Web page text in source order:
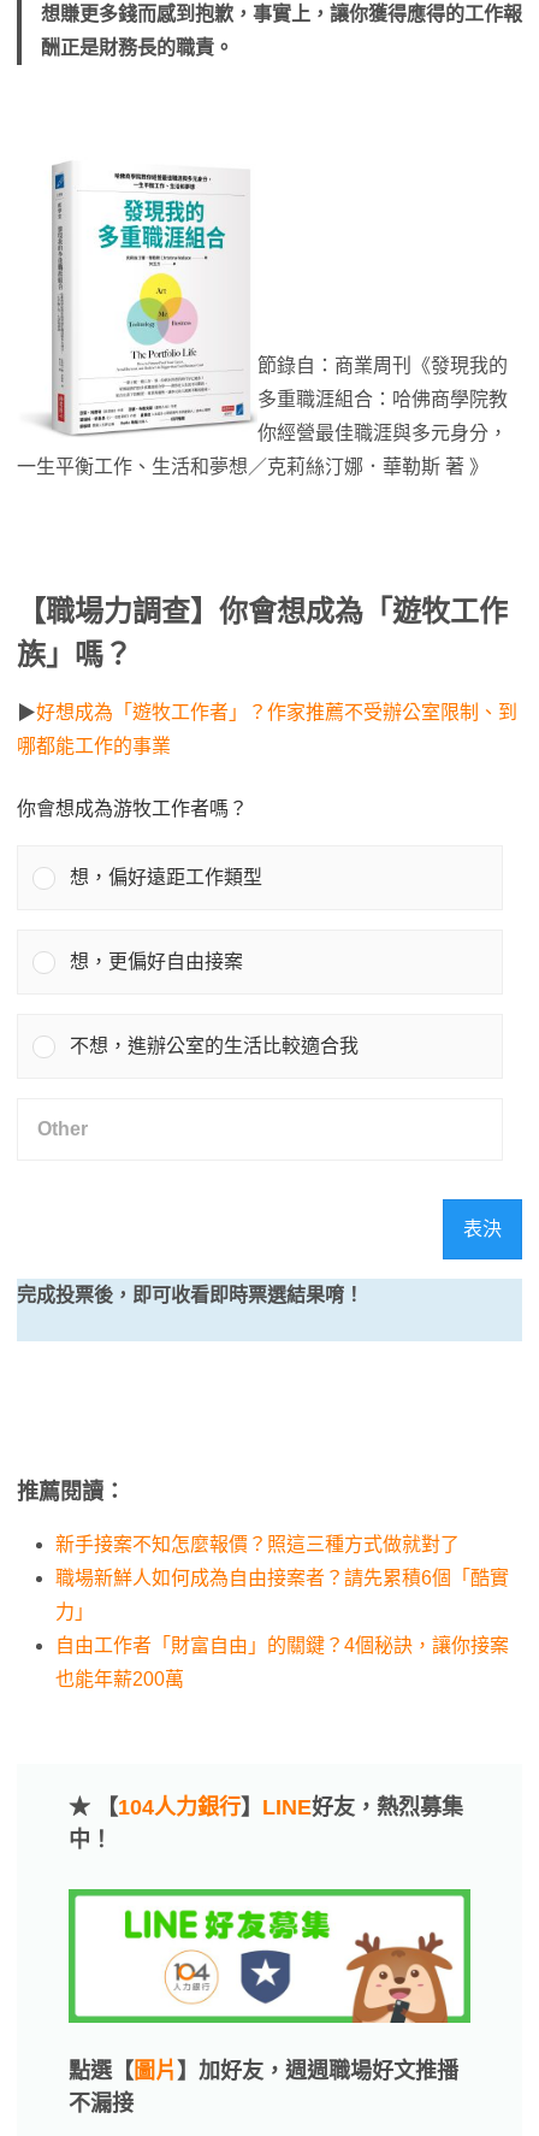
想賺更多錢而感到抱歉，事實上，讓你獲得應得的工作報
酬正是財務長的職責。
節錄自：商業周刊《發現我的
多重職涯組合：哈佛商學院教
你經營最佳職涯與多元身分，
一生平衡工作、生活和夢想／克莉絲汀娜．華勒斯 著 》
【職場力調查】你會想成為「遊牧工作
族」嗎？
▶好想成為「遊牧工作者」？作家推薦不受辦公室限制、到
哪都能工作的事業
你會想成為游牧工作者嗎？
想，偏好遠距工作類型
想，更偏好自由接案
不想，進辦公室的生活比較適合我
表決
完成投票後，即可收看即時票選結果唷！
推薦閱讀：
新手接案不知怎麼報價？照這三種方式做就對了
職場新鮮人如何成為自由接案者？請先累積6個「酷實
力」
自由工作者「財富自由」的關鍵？4個秘訣，讓你接案
也能年薪200萬
★ 【104人力銀行】 LINE好友，熱烈募集
中！
點選【 圖片 】加好友，週週職場好文推播
不漏接